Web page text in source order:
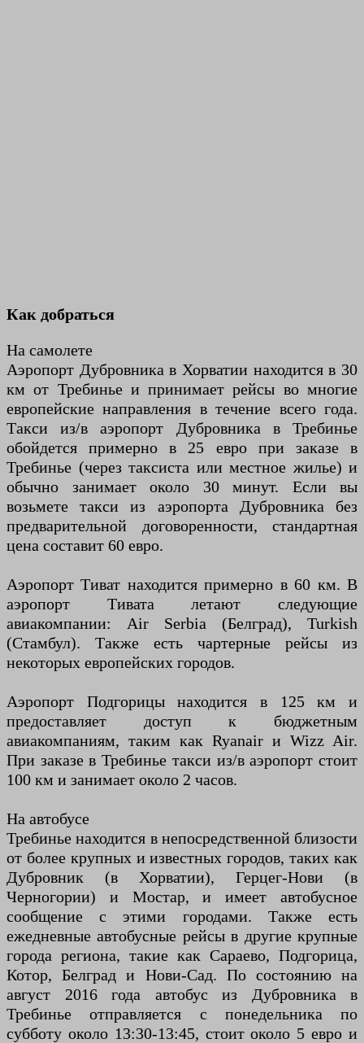
Как добраться
На самолете
Аэропорт Дубровника в Хорватии находится в 30
км от Требинье и принимает рейсы во многие
европейские направления в течение всего года.
Такси из/в аэропорт Дубровника в Требинье
обойдется примерно в 25 евро при заказе в
Требинье (через таксиста или местное жилье) и
обычно занимает около 30 минут. Если вы
возьмете такси из аэропорта Дубровника без
предварительной договоренности, стандартная
цена составит 60 евро.
Аэропорт Тиват находится примерно в 60 км. В
аэропорт Тивата летают следующие
авиакомпании: Air Serbia (Белград), Turkish
(Стамбул). Также есть чартерные рейсы из
некоторых европейских городов.
Аэропорт Подгорицы находится в 125 км и
предоставляет доступ к бюджетным
авиакомпаниям, таким как Ryanair и Wizz Air.
При заказе в Требинье такси из/в аэропорт стоит
100 км и занимает около 2 часов.
На автобусе
Требинье находится в непосредственной близости
от более крупных и известных городов, таких как
Дубровник (в Хорватии), Герцег-Нови (в
Черногории) и Мостар, и имеет автобусное
сообщение с этими городами. Также есть
ежедневные автобусные рейсы в другие крупные
города региона, такие как Сараево, Подгорица,
Котор, Белград и Нови-Сад. По состоянию на
август 2016 года автобус из Дубровника в
Требинье отправляется с понедельника по
субботу около 13:30-13:45, стоит около 5 евро и